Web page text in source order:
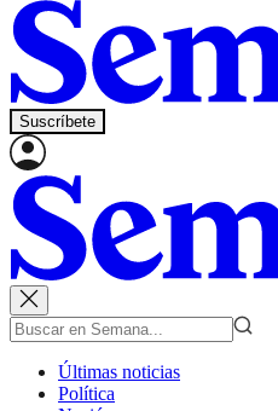
Suscríbete
Últimas noticias
Política